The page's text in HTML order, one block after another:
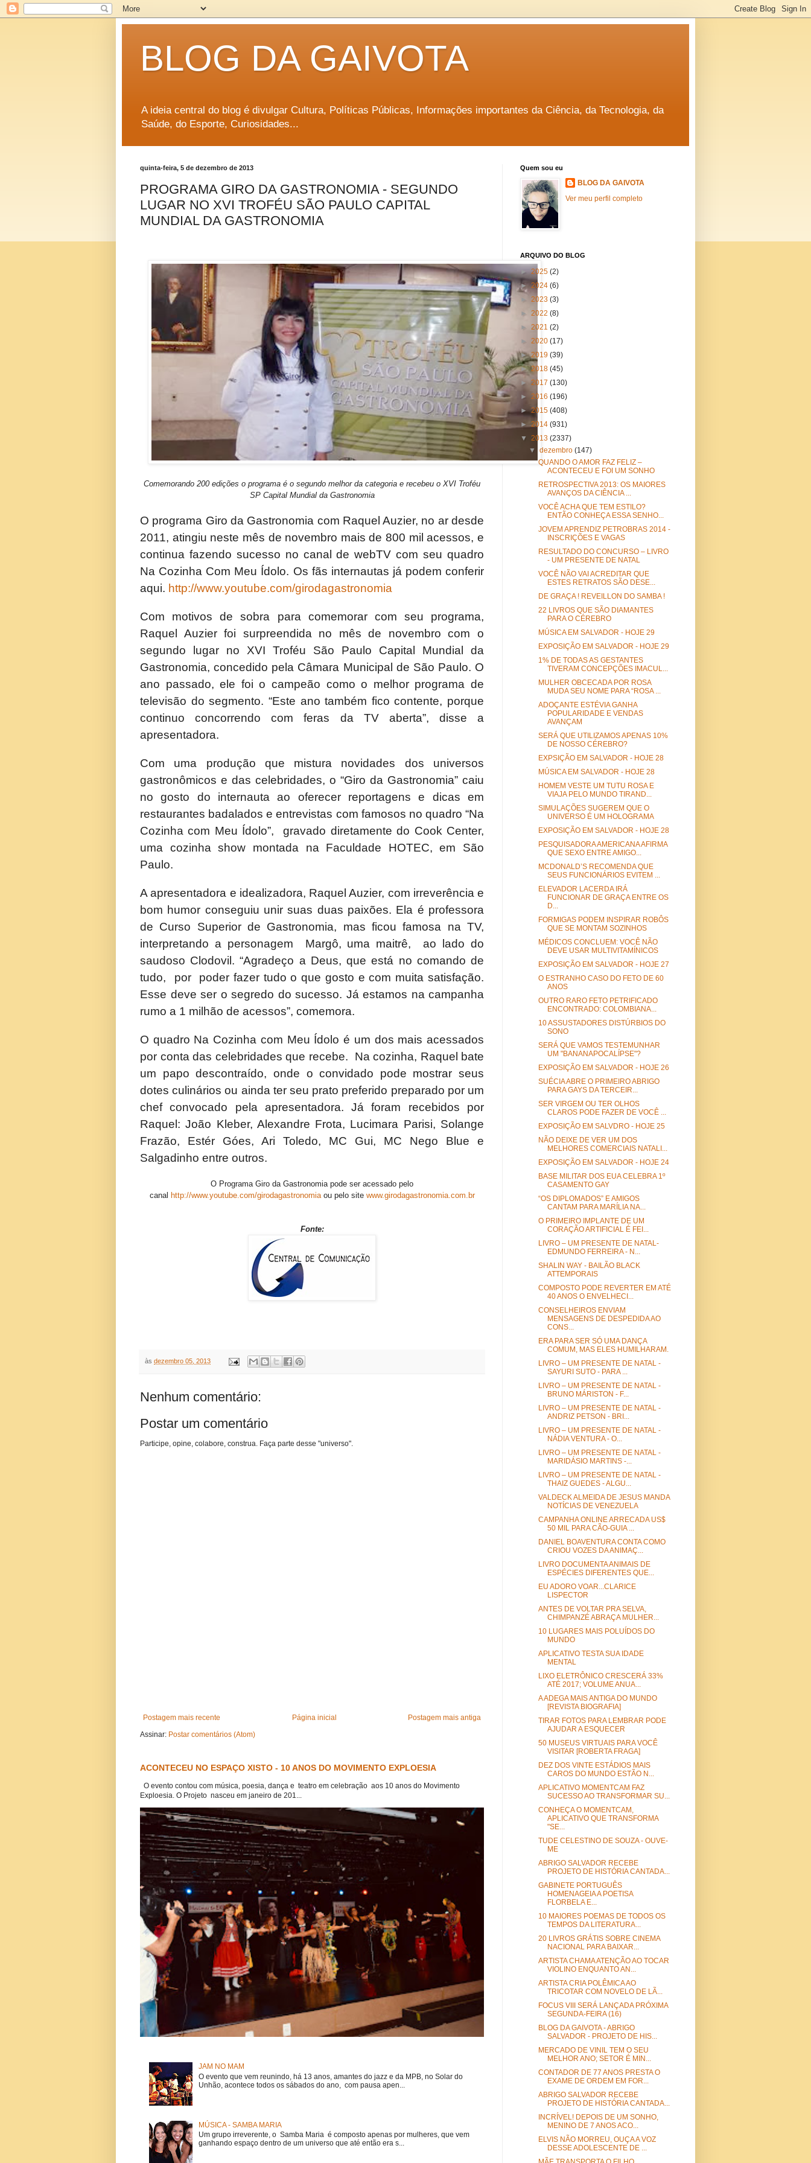
BLOG DA GAIVOTA
A ideia central do blog é divulgar Cultura, Políticas Públicas, Informações importantes da Ciência, da Tecnologia, da
Saúde, do Esporte, Curiosidades...
quinta-feira, 5 de dezembro de 2013
PROGRAMA GIRO DA GASTRONOMIA - SEGUNDO
LUGAR NO XVI TROFÉU SÃO PAULO CAPITAL
MUNDIAL DA GASTRONOMIA
Comemorando 200 edições o programa é o segundo melhor da categoria e recebeu o XVI Troféu
SP Capital Mundial da Gastronomia
O programa Giro da Gastronomia com Raquel Auzier, no ar desde
2011, atingiu neste mês de novembro mais de 800 mil acessos, e
continua fazendo sucesso no canal de webTV com seu quadro
Na Cozinha Com Meu Ídolo. Os fãs internautas já podem conferir
aqui. http://www.youtube.com/girodagastronomia
Com motivos de sobra para comemorar com seu programa,
Raquel Auzier foi surpreendida no mês de novembro com o
segundo lugar no XVI Troféu São Paulo Capital Mundial da
Gastronomia, concedido pela Câmara Municipal de São Paulo. O
ano passado, ele foi o campeão como o melhor programa de
televisão do segmento. “Este ano também fico contente, porque
continuo concorrendo com feras da TV aberta”, disse a
apresentadora.
Com uma produção que mistura novidades dos universos
gastronômicos e das celebridades, o “Giro da Gastronomia” caiu
no gosto do internauta ao oferecer reportagens e dicas em
restaurantes badalados e entrevistas com famosos no quadro “Na
Cozinha com Meu Ídolo”, gravado diretamente do Cook Center,
uma cozinha show montada na Faculdade HOTEC, em São
Paulo.
A apresentadora e idealizadora, Raquel Auzier, com irreverência e
bom humor conseguiu unir suas duas paixões. Ela é professora
de Curso Superior de Gastronomia, mas ficou famosa na TV,
interpretando a personagem Margô, uma maitrê, ao lado do
saudoso Clodovil. “Agradeço a Deus, que está no comando de
tudo, por poder fazer tudo o que gosto e com muita satisfação.
Esse deve ser o segredo do sucesso. Já estamos na campanha
rumo a 1 milhão de acessos”, comemora.
O quadro Na Cozinha com Meu Ídolo é um dos mais acessados
por conta das celebridades que recebe. Na cozinha, Raquel bate
um papo descontraído, onde o convidado pode mostrar seus
dotes culinários ou ainda ter seu prato preferido preparado por um
chef convocado pela apresentadora. Já foram recebidos por
Raquel: João Kleber, Alexandre Frota, Lucimara Parisi, Solange
Frazão, Estér Góes, Ari Toledo, MC Gui, MC Nego Blue e
Salgadinho entre outros.
O Programa Giro da Gastronomia pode ser acessado pelo
canal http://www.youtube.com/girodagastronomiaou pelo site www.girodagastronomia.com.br
Fonte:
às dezembro 05, 2013
Nenhum comentário:
Postar um comentário
Participe, opine, colabore, construa. Faça parte desse "universo".
Postagem mais recente Postagem mais antiga
Página inicial
Assinar: Postar comentários (Atom)
ACONTECEU NO ESPAÇO XISTO - 10 ANOS DO MOVIMENTO EXPLOESIA
O evento contou com música, poesia, dança e teatro em celebração aos 10 anos do Movimento
Exploesia. O Projeto nasceu em janeiro de 201...
JAM NO MAM
O evento que vem reunindo, há 13 anos, amantes do jazz e da MPB, no Solar do
Unhão, acontece todos os sábados do ano, com pausa apen...
MÚSICA - SAMBA MARIA
Um grupo irreverente, o Samba Maria é composto apenas por mulheres, que vem
ganhando espaço dentro de um universo que até então era s...
Quem sou eu
BLOG DA GAIVOTA
Ver meu perfil completo
ARQUIVO DO BLOG
►2025 (2)
►2024 (6)
2023 (3)
► 2022 (8)
► 2021 (2)
► 2020 (17)
►2019 (39)
►2018 (45)
► 2017 (130)
► 2016 (196)
►2015 (408)
► 2014 (931)
▼ 2013 (2337)
▼dezembro(147)
QUANDO O AMOR FAZ FELIZ –
ACONTECEU E FOI UM SONHO
RETROSPECTIVA 2013: OS MAIORES
AVANÇOS DA CIÊNCIA ...
VOCÊ ACHA QUE TEM ESTILO?
ENTÃO CONHEÇA ESSA SENHO...
JOVEM APRENDIZ PETROBRAS 2014 -
INSCRIÇÕES E VAGAS
RESULTADO DO CONCURSO – LIVRO
- UM PRESENTE DE NATAL
VOCÊ NÃO VAI ACREDITAR QUE
ESTES RETRATOS SÃO DESE...
DE GRAÇA ! REVEILLON DO SAMBA !
22 LIVROS QUE SÃO DIAMANTES
PARA O CÉREBRO
MÚSICA EM SALVADOR - HOJE 29
EXPOSIÇÃO EM SALVADOR - HOJE 29
1% DE TODAS AS GESTANTES
TIVERAM CONCEPÇÕES IMACUL...
MULHER OBCECADA POR ROSA
MUDA SEU NOME PARA “ROSA ...
ADOÇANTE ESTÉVIA GANHA
POPULARIDADE E VENDAS
AVANÇAM
SERÁ QUE UTILIZAMOS APENAS 10%
DE NOSSO CÉREBRO?
EXPSIÇÃO EM SALVADOR - HOJE 28
MÚSICA EM SALVADOR - HOJE 28
HOMEM VESTE UM TUTU ROSA E
VIAJA PELO MUNDO TIRAND...
SIMULAÇÕES SUGEREM QUE O
UNIVERSO É UM HOLOGRAMA
EXPOSIÇÃO EM SALVADOR - HOJE 28
PESQUISADORA AMERICANA AFIRMA
QUE SEXO ENTRE AMIGO...
MCDONALD’S RECOMENDA QUE
SEUS FUNCIONÁRIOS EVITEM ...
ELEVADOR LACERDA IRÁ
FUNCIONAR DE GRAÇA ENTRE OS
D...
FORMIGAS PODEM INSPIRAR ROBÔS
QUE SE MONTAM SOZINHOS
MÉDICOS CONCLUEM: VOCÊ NÃO
DEVE USAR MULTIVITAMÍNICOS
EXPOSIÇÃO EM SALVADOR - HOJE 27
O ESTRANHO CASO DO FETO DE 60
ANOS
OUTRO RARO FETO PETRIFICADO
ENCONTRADO: COLOMBIANA...
10 ASSUSTADORES DISTÚRBIOS DO
SONO
SERÁ QUE VAMOS TESTEMUNHAR
UM "BANANAPOCALÍPSE"?
EXPOSIÇÃO EM SALVADOR - HOJE 26
SUÉCIA ABRE O PRIMEIRO ABRIGO
PARA GAYS DA TERCEIR...
SER VIRGEM OU TER OLHOS
CLAROS PODE FAZER DE VOCÊ ...
EXPOSIÇÃO EM SALVDRO - HOJE 25
NÃO DEIXE DE VER UM DOS
MELHORES COMERCIAIS NATALI...
EXPOSIÇÃO EM SALVADOR - HOJE 24
BASE MILITAR DOS EUA CELEBRA 1º
CASAMENTO GAY
“OS DIPLOMADOS” E AMIGOS
CANTAM PARA MARÍLIA NA...
O PRIMEIRO IMPLANTE DE UM
CORAÇÃO ARTIFICIAL É FEI...
LIVRO – UM PRESENTE DE NATAL-
EDMUNDO FERREIRA - N...
SHALIN WAY - BAILÃO BLACK
ATTEMPORAIS
COMPOSTO PODE REVERTER EM ATÉ
40 ANOS O ENVELHECI...
CONSELHEIROS ENVIAM
MENSAGENS DE DESPEDIDA AO
CONS...
ERA PARA SER SÓ UMA DANÇA
COMUM, MAS ELES HUMILHARAM.
LIVRO – UM PRESENTE DE NATAL -
SAYURI SUTO - PARA ...
LIVRO – UM PRESENTE DE NATAL -
BRUNO MÁRISTON - F...
LIVRO – UM PRESENTE DE NATAL -
ANDRIZ PETSON - BRI...
LIVRO – UM PRESENTE DE NATAL -
NÁDIA VENTURA - O...
LIVRO – UM PRESENTE DE NATAL -
MARIDÁSIO MARTINS -...
LIVRO – UM PRESENTE DE NATAL -
THAIZ GUEDES - ALGU...
VALDECK ALMEIDA DE JESUS MANDA
NOTÍCIAS DE VENEZUELA
CAMPANHA ONLINE ARRECADA US$
50 MIL PARA CÃO-GUIA ...
DANIEL BOAVENTURA CONTA COMO
CRIOU VOZES DA ANIMAÇ...
LIVRO DOCUMENTA ANIMAIS DE
ESPÉCIES DIFERENTES QUE...
EU ADORO VOAR...CLARICE
LISPECTOR
ANTES DE VOLTAR PRA SELVA,
CHIMPANZÉ ABRAÇA MULHER...
10 LUGARES MAIS POLUÍDOS DO
MUNDO
APLICATIVO TESTA SUA IDADE
MENTAL
LIXO ELETRÔNICO CRESCERÁ 33%
ATÉ 2017; VOLUME ANUA...
A ADEGA MAIS ANTIGA DO MUNDO
[REVISTA BIOGRAFIA]
TIRAR FOTOS PARA LEMBRAR PODE
AJUDAR A ESQUECER
50 MUSEUS VIRTUAIS PARA VOCÊ
VISITAR [ROBERTA FRAGA]
DEZ DOS VINTE ESTÁDIOS MAIS
CAROS DO MUNDO ESTÃO N...
APLICATIVO MOMENTCAM FAZ
SUCESSO AO TRANSFORMAR SU...
CONHEÇA O MOMENTCAM,
APLICATIVO QUE TRANSFORMA
"SE...
TUDE CELESTINO DE SOUZA - OUVE-
ME
ABRIGO SALVADOR RECEBE
PROJETO DE HISTÓRIA CANTADA...
GABINETE PORTUGUÊS
HOMENAGEIA A POETISA
FLORBELA E...
10 MAIORES POEMAS DE TODOS OS
TEMPOS DA LITERATURA...
20 LIVROS GRÁTIS SOBRE CINEMA
NACIONAL PARA BAIXAR...
ARTISTA CHAMA ATENÇÃO AO TOCAR
VIOLINO ENQUANTO AN...
ARTISTA CRIA POLÊMICA AO
TRICOTAR COM NOVELO DE LÃ...
FOCUS VIII SERÁ LANÇADA PRÓXIMA
SEGUNDA-FEIRA (16)
BLOG DA GAIVOTA - ABRIGO
SALVADOR - PROJETO DE HIS...
MERCADO DE VINIL TEM O SEU
MELHOR ANO; SETOR É MIN...
CONTADOR DE 77 ANOS PRESTA O
EXAME DE ORDEM EM FOR...
ABRIGO SALVADOR RECEBE
PROJETO DE HISTÓRIA CANTADA...
INCRÍVEL! DEPOIS DE UM SONHO,
MENINO DE 7 ANOS ACO...
ELVIS NÃO MORREU, OUÇA A VOZ
DESSE ADOLESCENTE DE ...